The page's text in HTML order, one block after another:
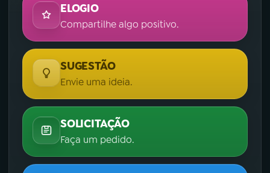
ELOGIO
Compartilhe algo positivo.
SUGESTÃO
Envie uma ideia.
SOLICITAÇÃO
Faça um pedido.